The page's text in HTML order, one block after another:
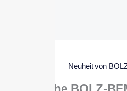
Neuheit von
The BOLZ-